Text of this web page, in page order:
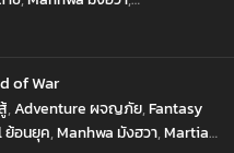
ม่
of War
,Adventure ผจญภัย,Fantasy
ย้อนยุค,Manhwa มังฮวา,Martial